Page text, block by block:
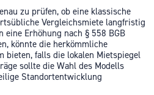
zu prüfen, ob eine klassische
Vergleichsmiete langfristig
Erhöhung nach § 558 BGB
könnte die herkömmliche
bieten, falls die lokalen Mietspiegel
sollte die Wahl des Modells
Standortentwicklung